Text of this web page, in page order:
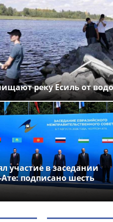
в
со
реку Есиль от
участие в заседании
подписано шесть